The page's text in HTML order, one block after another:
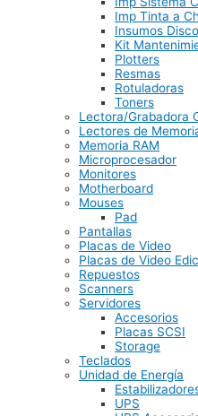
Imp Tinta a
Insumos
Kit
Plotters
Resmas
Rotuladoras
Toners
Lectora/Grabadora
Lectores de
Memoria RAM
Microprocesador
Monitores
Motherboard
Mouses
Pad
Pantallas
Placas de Video
Placas de Video
Repuestos
Scanners
Servidores
Accesorios
Placas SCSI
Storage
Teclados
Unidad de Energía
UPS